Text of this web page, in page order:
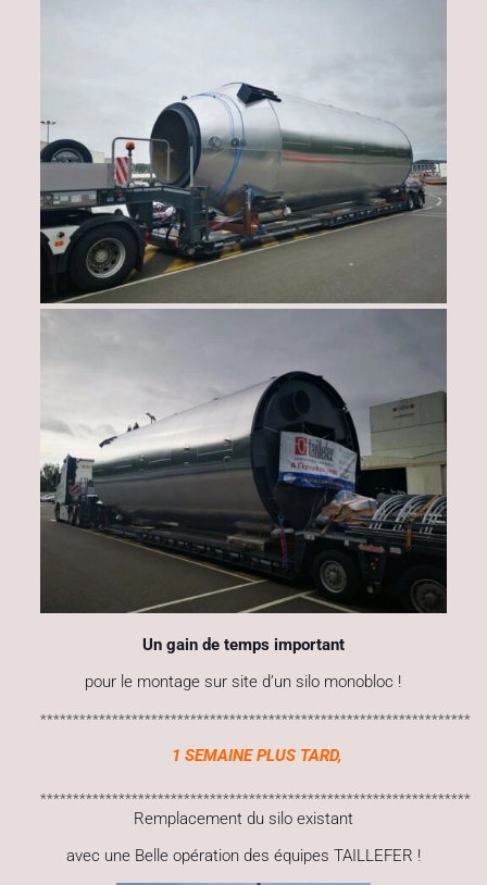
Un gain de temps important
pour le montage sur site d’un silo monobloc !
******************************************************************
1 SEMAINE PLUS TARD,
******************************************************************
Remplacement du silo existant
avec une Belle opération des équipes TAILLEFER !